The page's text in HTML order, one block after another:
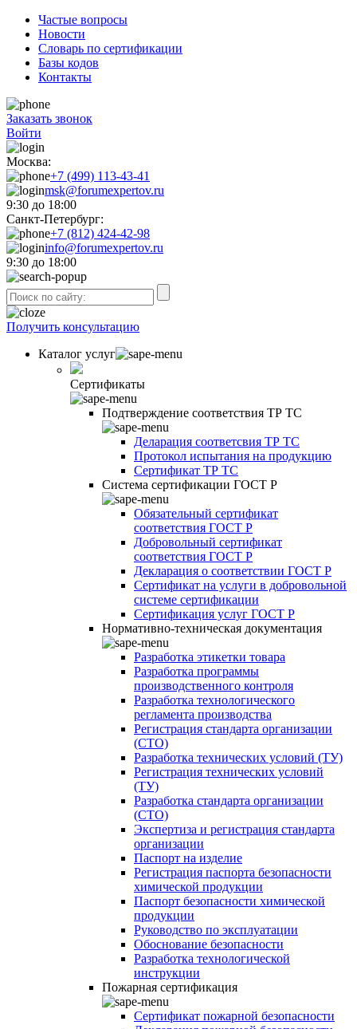
Частые вопросы
Новости
Словарь по сертификации
Базы кодов
Контакты
Заказать звонок
Войти
Москва:
+7 (499) 113-43-41
msk@forumexpertov.ru
9:30 до 18:00
Санкт-Петербург:
+7 (812) 424-42-98
info@forumexpertov.ru
9:30 до 18:00
Получить консультацию
Каталог услуг
Сертификаты
Подтверждение соответствия ТР ТС
Деларация соответсвия ТР ТС
Протокол испытания на продукцию
Сертификат ТР ТС
Система сертификации ГОСТ Р
Обязательный сертификат
соответствия ГОСТ Р
Добровольный сертификат
соответствия ГОСТ Р
Декларация о соответствии ГОСТ Р
Сертификат на услуги в добровольной
системе сертификации
Сертификация услуг ГОСТ Р
Нормативно-техническая документация
Разработка этикетки товара
Разработка программы
производственного контроля
Разработка технологического
регламента производства
Регистрация стандарта организации
(СТО)
Разработка технических условий (ТУ)
Регистрация технических условий
(ТУ)
Разработка стандарта организации
(СТО)
Экспертиза и регистрация стандарта
организации
Паспорт на изделие
Регистрация паспорта безопасности
химической продукции
Паспорт безопасности химической
продукции
Руководство по эксплуатации
Обоснование безопасности
Разработка технологической
инструкции
Пожарная сертификация
Сертификат пожарной безопасности